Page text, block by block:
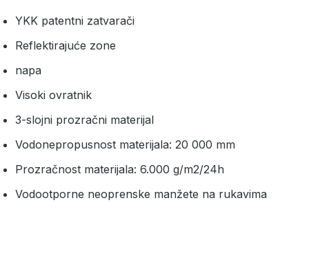
YKK patentni zatvarači
Reflektirajuće zone
napa
Visoki ovratnik
3-slojni prozračni materijal
Vodonepropusnost materijala: 20 000 mm
Prozračnost materijala: 6.000 g/m2/24h
Vodootporne neoprenske manžete na rukavima